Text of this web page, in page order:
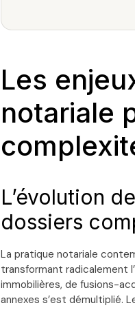
Les
notariale
L’évolution
dossiers
La pratique notariale
transformant radicalement
immobilières, de fusions-
annexes s’est démultiplié.